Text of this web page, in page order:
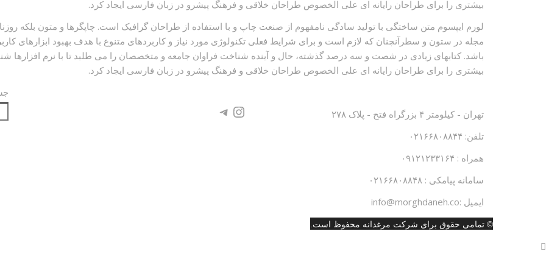
بیشتری را برای طراحان رایانه ای علی الخصوص طراحان خلاقی و فرهنگ پیشرو در زبان فارسی ایجاد کرد.
لورم ایپسوم متن ساختگی با تولید سادگی نامفهوم از صنعت چاپ و با استفاده از طراحان گرافیک است. چاپگرها و متون بلکه
مجله در ستون و سطرآنچنان که لازم است و برای شرایط فعلی تکنولوژی مورد نیاز و کاربردهای متنوع با هدف بهبود ابزارهای
باشد. کتابهای زیادی در شصت و سه درصد گذشته، حال و آینده شناخت فراوان جامعه و متخصصان را می طلبد تا با نرم افزارها
بیشتری را برای طراحان رایانه ای علی الخصوص طراحان خلاقی و فرهنگ پیشرو در زبان فارسی ایجاد کرد.
اینستاگرم
تلگرام
تهران - کیلومتر ۴ بزرگراه فتح - پلاک ۲۷۸
تلفن: ۰۲۱۶۶۸۰۸۸۴۴
همراه : ۰۹۱۲۱۲۳۳۱۶۴
سامانه پیامکی : ۰۲۱۶۶۸۰۸۸۴۸
ایمیل :info@morghdaneh.co
© تمامی حقوق برای شرکت مرغدانه محفوظ است.